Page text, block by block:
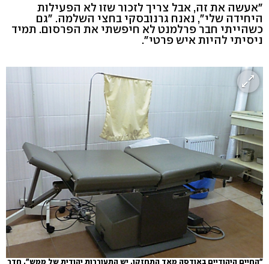
"אעשה את זה, אבל צריך לזכור שזו לא הפעילות
היחידה שלי", נאנח גרנובסקי בחצי השלמה. "גם
כשהייתי חבר פרלמנט לא חיפשתי את הפרסום. תמיד
ניסיתי להיות איש פרטי".
"החיים היהודיים באודסה מאד התחזקו. יש התעוררות יהודית של ממש". חדר